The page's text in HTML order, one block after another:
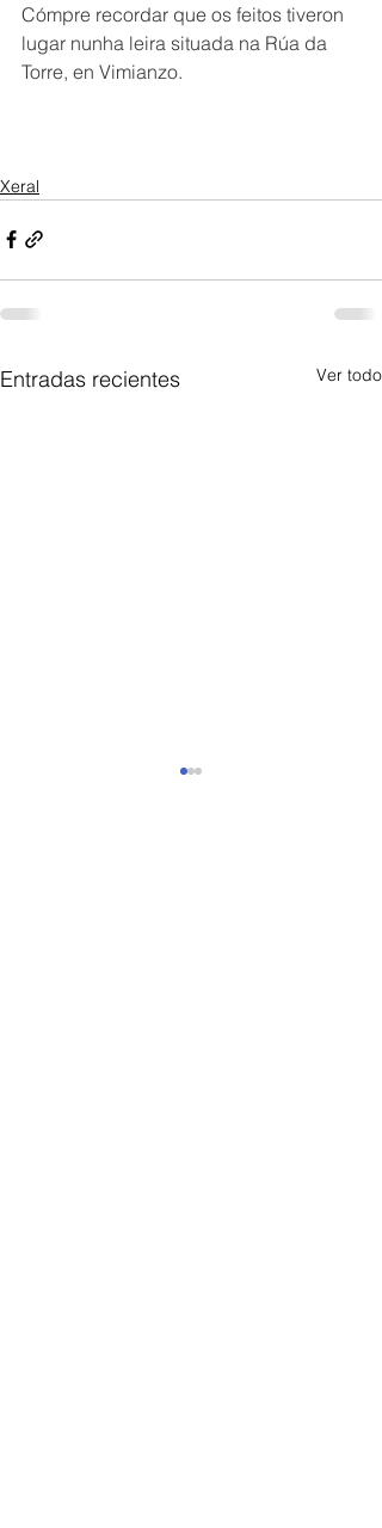
Cómpre recordar que os feitos tiveron
lugar nunha leira situada na Rúa da
Torre, en Vimianzo.
Xeral
Entradas recientes Ver todo